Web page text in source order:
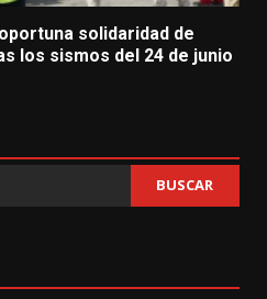
solidaridad de
los sismos del 24 de junio
BUSCAR